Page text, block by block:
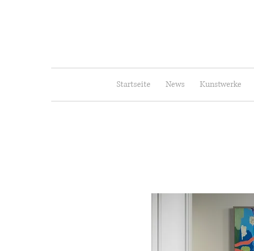
Startseite News Kunstwerke